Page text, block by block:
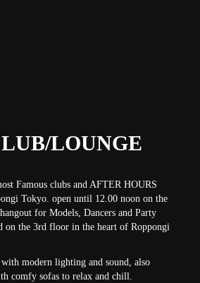
LOUNGE
Famous clubs and AFTER HOURS
Tokyo. open until 12.00 noon on the
for Models, Dancers and Party
on the 3rd floor in the heart of Roppongi
modern lighting and sound, also
comfy sofas to relax and chill.